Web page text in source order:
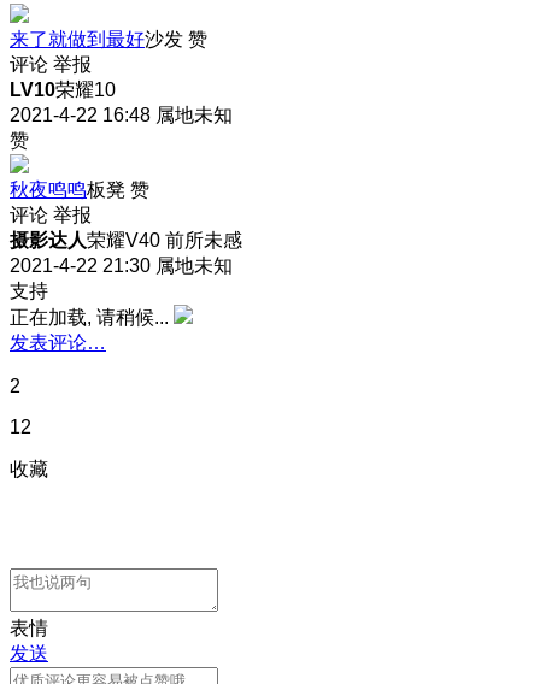
来了就做到最好沙发 赞
评论 举报
LV10荣耀10
2021-4-22 16:48 属地未知
赞
秋夜鸣鸣板凳 赞
评论 举报
摄影达人荣耀V40 前所未感
2021-4-22 21:30 属地未知
支持
正在加载, 请稍候...
发表评论…
2
12
收藏
表情
发送